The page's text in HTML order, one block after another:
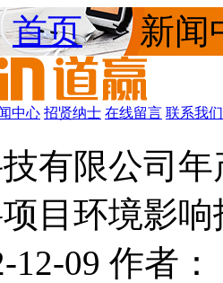
首页>>新闻
中心 招贤纳士 在线留言 联系我们
有限公司
目环境影
12-09 作者